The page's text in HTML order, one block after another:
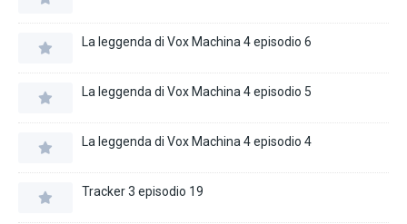
La leggenda di Vox Machina 4 episodio 6
La leggenda di Vox Machina 4 episodio 5
La leggenda di Vox Machina 4 episodio 4
Tracker 3 episodio 19